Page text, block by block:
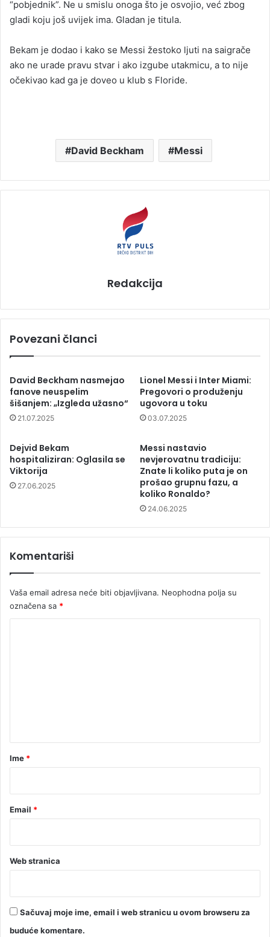
“pobjednik”. Ne u smislu onoga što je osvojio, već zbog
gladi koju još uvijek ima. Gladan je titula.
Bekam je dodao i kako se Messi žestoko ljuti na saigrače
ako ne urade pravu stvar i ako izgube utakmicu, a to nije
očekivao kad ga je doveo u klub s Floride.
David Beckham Messi
Redakcija
Povezani članci
David Beckham nasmejao
fanove neuspelim
šišanjem: „Izgleda užasno“
21.07.2025
Lionel Messi i Inter Miami:
Pregovori o produženju
ugovora u toku
03.07.2025
Dejvid Bekam
hospitaliziran: Oglasila se
Viktorija
27.06.2025
Messi nastavio
nevjerovatnu tradiciju:
Znate li koliko puta je on
prošao grupnu fazu, a
koliko Ronaldo?
24.06.2025
Komentariši
Vaša email adresa neće biti objavljivana. Neophodna polja su
označena sa *
rIme *
Email *
Web stranica
Sačuvaj moje ime, email i web stranicu u ovom browseru za
buduće komentare.